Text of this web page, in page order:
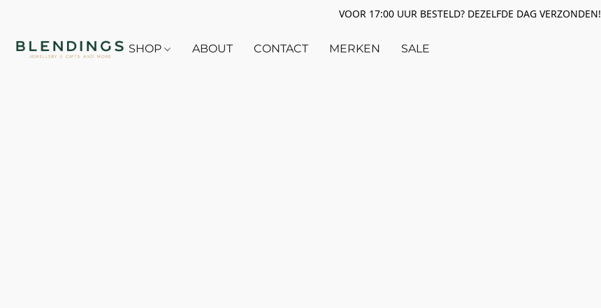
VOOR 17:00 UUR BESTELD? DEZELFDE DAG VERZONDEN!
SHOP ABOUT CONTACT MERKEN SALE